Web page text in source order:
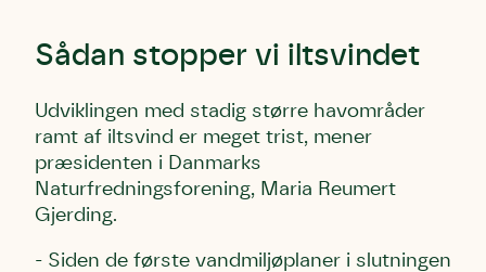
Sådan stopper vi iltsvindet
Udviklingen med stadig større havområder
ramt af iltsvind er meget trist, mener
præsidenten i Danmarks
Naturfredningsforening, Maria Reumert
Gjerding.
- Siden de første vandmiljøplaner i slutningen